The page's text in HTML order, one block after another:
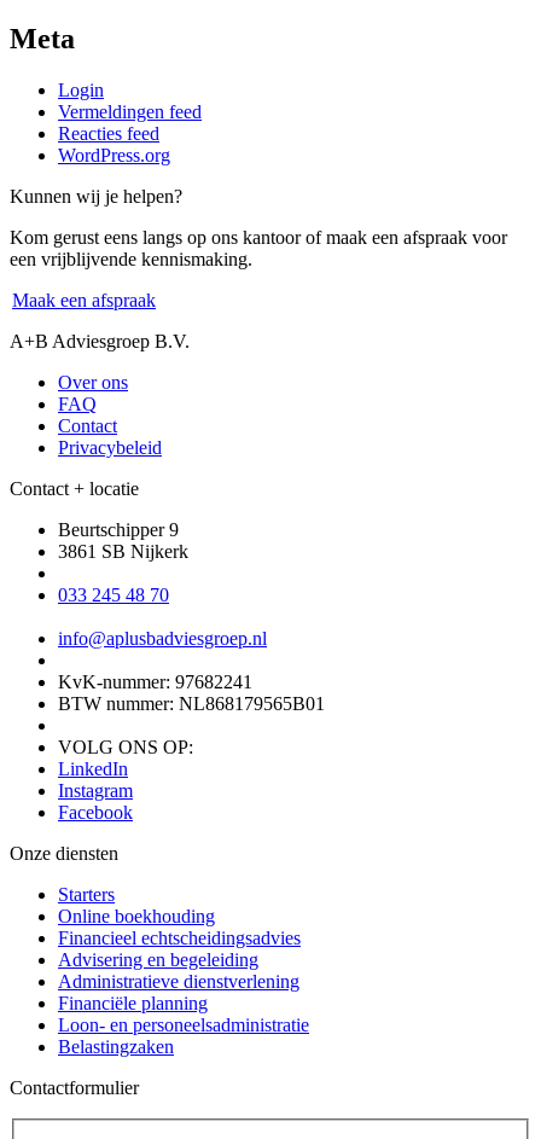
Meta
Login
Vermeldingen feed
Reacties feed
WordPress.org
Kunnen wij je helpen?
Kom gerust eens langs op ons kantoor of maak een afspraak voor
een vrijblijvende kennismaking.
Maak een afspraak
A+B Adviesgroep B.V.
Over ons
FAQ
Contact
Privacybeleid
Contact + locatie
Beurtschipper 9
3861 SB Nijkerk
033 245 48 70
info@aplusbadviesgroep.nl
KvK-nummer: 97682241
BTW nummer: NL868179565B01
VOLG ONS OP:
LinkedIn
Instagram
Facebook
Onze diensten
Starters
Online boekhouding
Financieel echtscheidingsadvies
Advisering en begeleiding
Administratieve dienstverlening
Financiële planning
Loon- en personeelsadministratie
Belastingzaken
Contactformulier